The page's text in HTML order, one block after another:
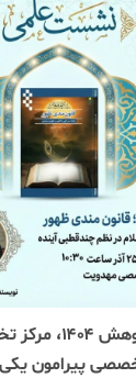
به مناسبت
پیرامون یکی